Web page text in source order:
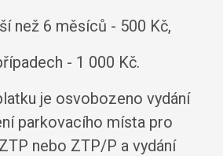
než 6 měsíců - 500 Kč,
- 1 000 Kč.
je osvobozeno vydání
parkovacího místa pro
nebo ZTP/P a vydání